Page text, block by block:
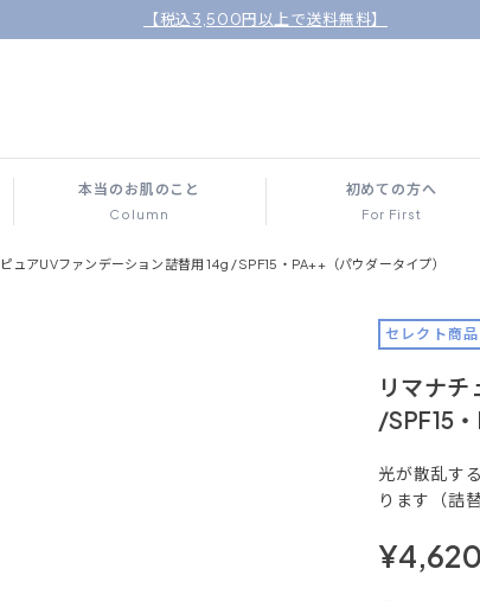
【税込3,500円以上で送料無料】
本当のお肌のこと
Column
初めての方へ
For First
ュアUVファンデーション詰替用 14g /SPF15・PA++（パウダータイプ）
セレクト商品
リマナチ
/SPF15
光が散乱す
ります（詰替
¥4,620